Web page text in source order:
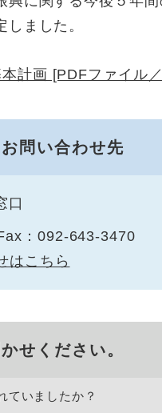
ました。
計画 [PDFファイル
問い合わせ先
口
：092-643-3470
はこちら
せください。
ていましたか？